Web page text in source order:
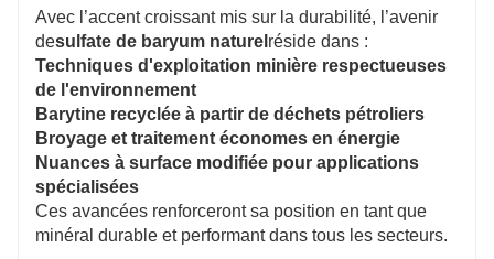
Avec l’accent croissant mis sur la durabilité, l’avenir
desulfate de baryum naturel réside dans :
Techniques d'exploitation minière respectueuses
de l'environnement
Barytine recyclée à partir de déchets pétroliers
Broyage et traitement économes en énergie
Nuances à surface modifiée pour applications
spécialisées
Ces avancées renforceront sa position en tant que
minéral durable et performant dans tous les secteurs.